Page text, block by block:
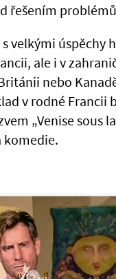
řešením
velkými úspěchy
ale i v
nebo
v rodné Francii
„Venise sous
komedie.